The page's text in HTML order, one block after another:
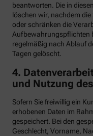
beantworten. Die in
löschen wir, nachdem
oder schränken die
Aufbewahrungspflichten
regelmäßig nach Ablauf
Tagen gelöscht.
4.
und Nutzung
Sofern Sie freiwillig ein
erhobenen Daten im
gespeichert. Bei den
Geschlecht, Vorname,